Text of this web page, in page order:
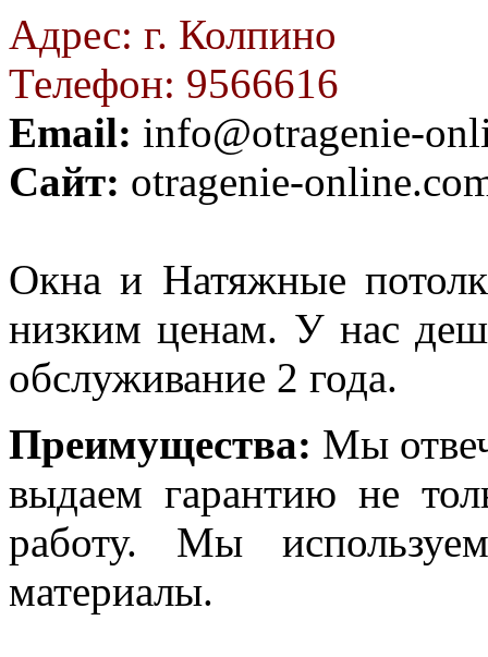
Адрес: г. Колпино
Телефон: 9566616
Email: info@otragenie-
Сайт: otragenie-
Окна и Натяжные
низким ценам. У нас
обслуживание 2 года.
Преимущества: Мы
выдаем гарантию не
работу. Мы
материалы.